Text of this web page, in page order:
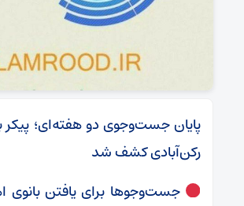
پایان جست‌وجوی دو هفته‌ای؛ پیکر
رکن‌آبادی کشف شد
جست‌وجوها برای یافتن بانوی